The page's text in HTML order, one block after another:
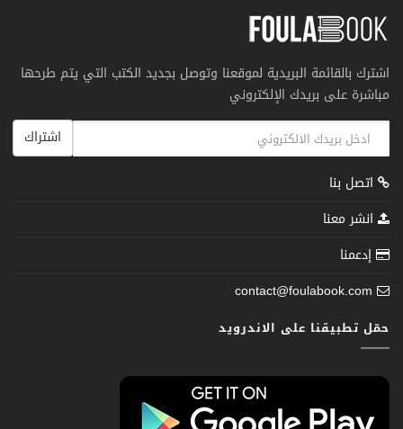
اشترك بالقائمة البريدية لموقعنا وتوصل بجديد الكتب التي يتم طرحها
مباشرة على بريدك الإلكتروني
اشتراك
اتصل بنا
انشر معنا
إدعمنا
contact@foulabook.com
حمّل تطبيقنا على الاندرويد